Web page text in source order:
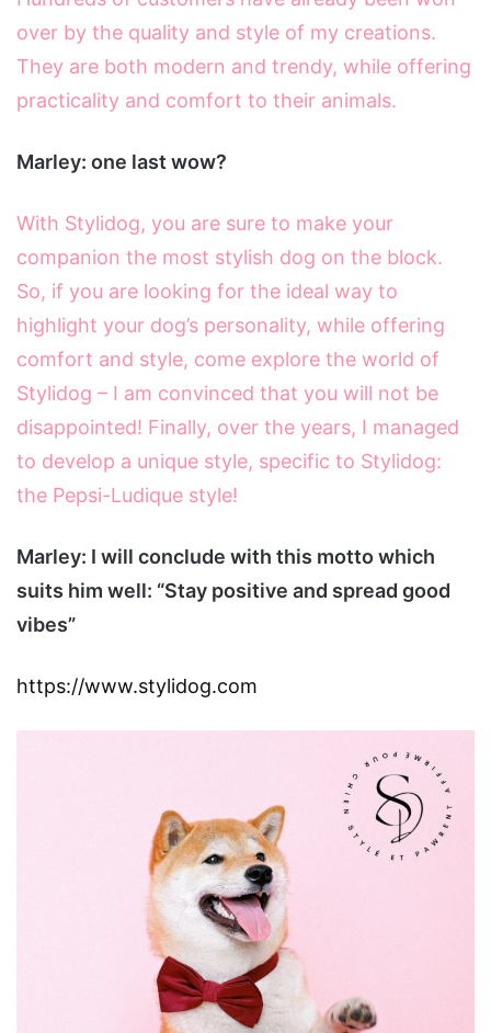
over by the quality and style of my creations.
They are both modern and trendy, while offering
practicality and comfort to their animals.
Marley: one last wow?
With Stylidog, you are sure to make your
companion the most stylish dog on the block.
So, if you are looking for the ideal way to
highlight your dog’s personality, while offering
comfort and style, come explore the world of
Stylidog – I am convinced that you will not be
disappointed! Finally, over the years, I managed
to develop a unique style, specific to Stylidog:
the Pepsi-Ludique style!
Marley: I will conclude with this motto which
suits him well: “Stay positive and spread good
vibes”
https://www.stylidog.com